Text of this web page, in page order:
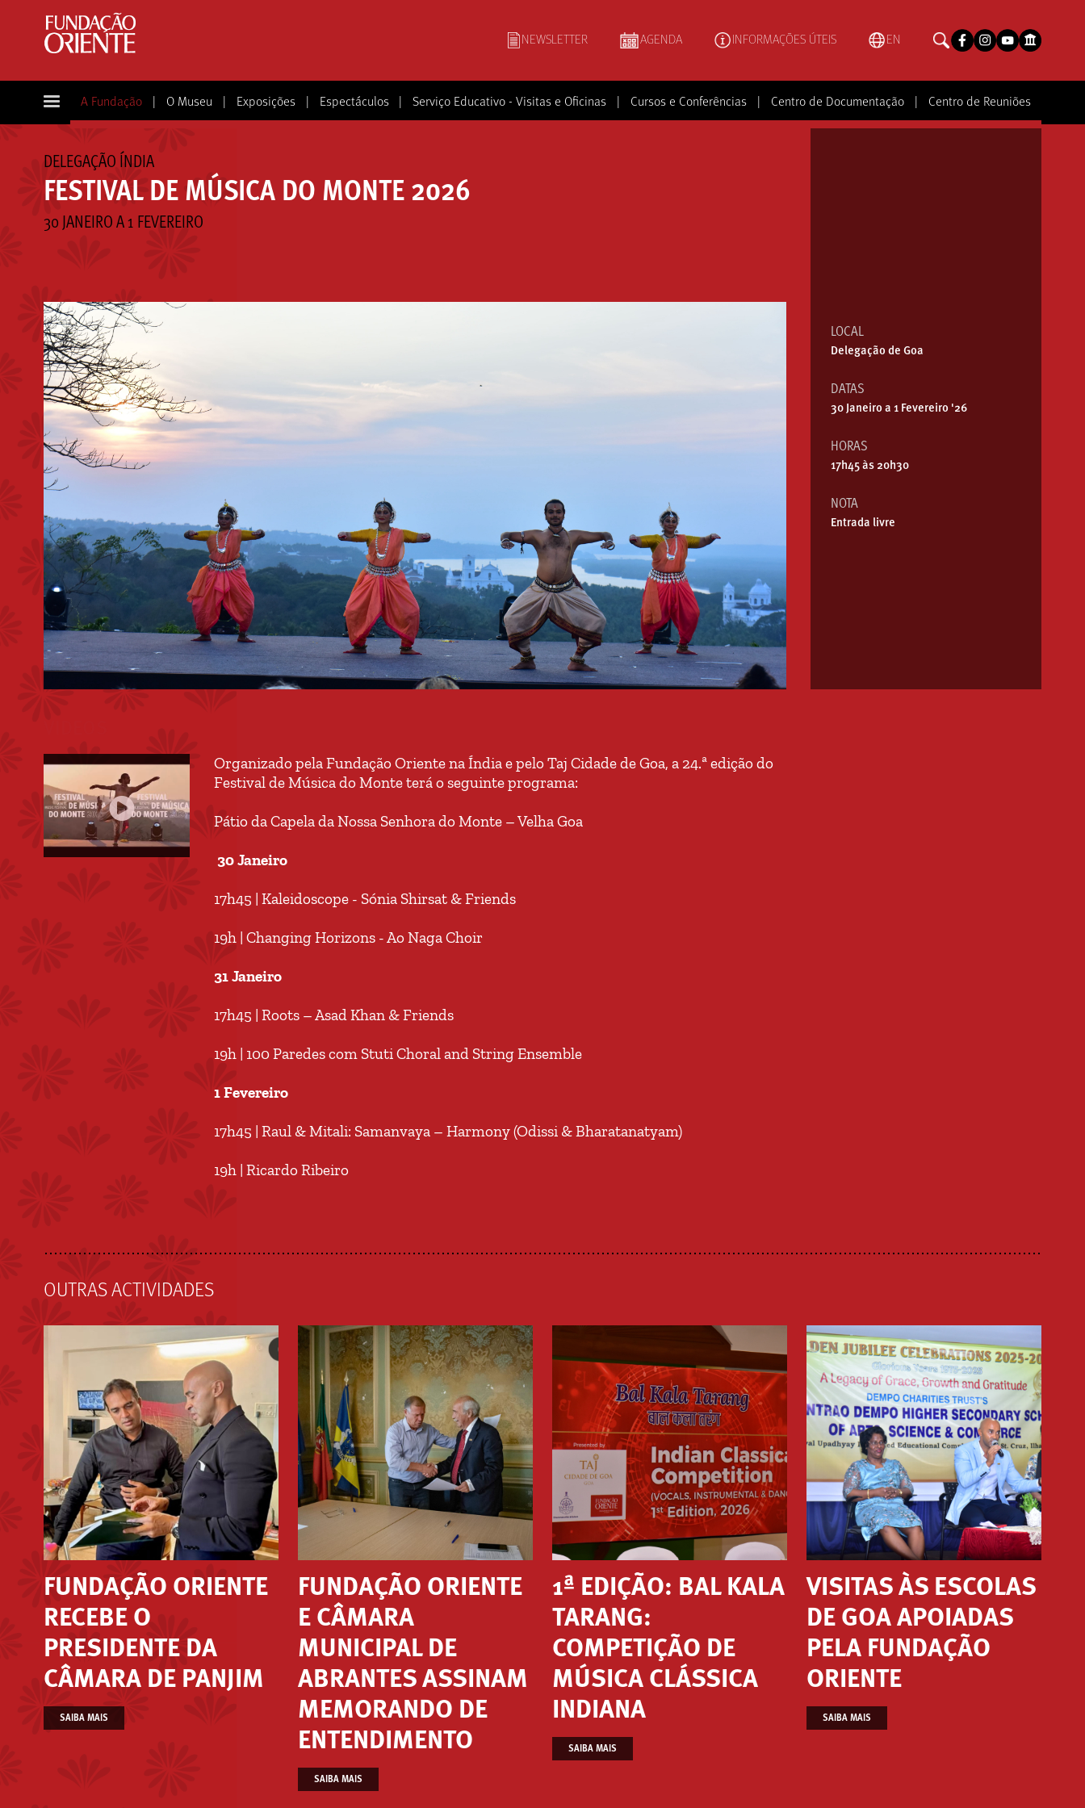
NEWSLETTER AGENDA INFORMAÇÕES ÚTEIS EN
A Fundação O Museu Exposições Espectáculos Serviço Educativo - Visitas e Oficinas Cursos e Conferências Centro de Documentação Centro de Reuniões
DELEGAÇÃO ÍNDIA
FESTIVAL DE MÚSICA DO MONTE 2026
30 JANEIRO A 1 FEVEREIRO
LOCAL
Delegação de Goa
DATAS
30 Janeiro a 1 Fevereiro '26
HORAS
17h45 às 20h30
NOTA
Entrada livre
Organizado pela Fundação Oriente na Índia e pelo Taj Cidade de Goa, a 24.ª edição do
Festival de Música do Monte terá o seguinte programa:
Pátio da Capela da Nossa Senhora do Monte – Velha Goa
30 Janeiro
17h45 | Kaleidoscope - Sónia Shirsat & Friends
19h | Changing Horizons - Ao Naga Choir
31 Janeiro
17h45 | Roots – Asad Khan & Friends
19h | 100 Paredes com Stuti Choral and String Ensemble
1 Fevereiro
17h45 | Raul & Mitali: Samanvaya – Harmony (Odissi & Bharatanatyam)
19h | Ricardo Ribeiro
OUTRAS ACTIVIDADES
FUNDAÇÃO ORIENTE
RECEBE O
PRESIDENTE DA
CÂMARA DE PANJIM
SAIBA MAIS
FUNDAÇÃO ORIENTE
E CÂMARA
MUNICIPAL DE
ABRANTES ASSINAM
MEMORANDO DE
ENTENDIMENTO
SAIBA MAIS
1ª EDIÇÃO: BAL KALA
TARANG:
COMPETIÇÃO DE
MÚSICA CLÁSSICA
INDIANA
SAIBA MAIS
VISITAS ÀS ESCOLAS
DE GOA APOIADAS
PELA FUNDAÇÃO
ORIENTE
SAIBA MAIS